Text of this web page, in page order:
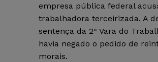
empresa pública federal
trabalhadora terceirizada. A
sentença da 2ª Vara do
havia negado o pedido de
morais.